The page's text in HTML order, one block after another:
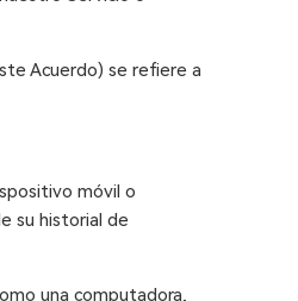
Acuerdo) se refiere a
móvil o
su historial de
una computadora,